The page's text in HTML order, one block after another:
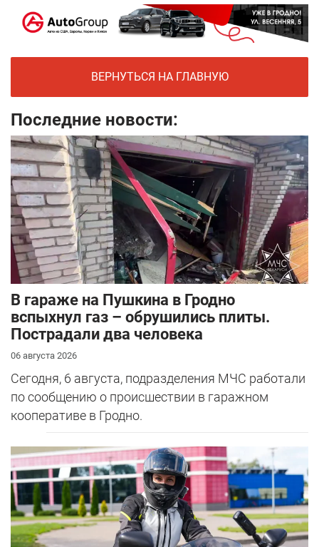
ВЕРНУТЬСЯ НА ГЛАВНУЮ
Последние новости:
В гараже на Пушкина в Гродно
вспыхнул газ – обрушились плиты.
Пострадали два человека
06 августа 2026
Сегодня, 6 августа, подразделения МЧС работали
по сообщению о происшествии в гаражном
кооперативе в Гродно.